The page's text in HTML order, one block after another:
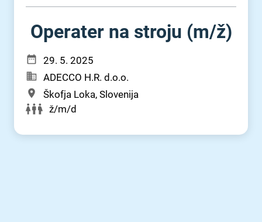
Operater na stroju (m⁠/⁠ž)
29. 5. 2025
ADECCO H.R. d.o.o.
Škofja Loka, Slovenija
ž/m/d